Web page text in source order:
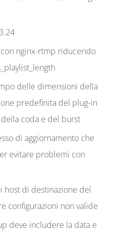
nginx-rtmp riducendo
delle dimensioni della
predefinita del plug-in
coda e del burst
di aggiornamento che
evitare problemi con
host di destinazione del
configurazioni non valide
deve includere la data e